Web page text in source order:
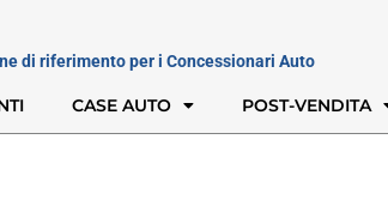
di riferimento per i Concessionari Auto
CASE AUTO POST-VENDITA